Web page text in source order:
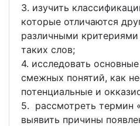
3. изучить
которые отличаются
различными
таких слов;
4. исследовать
смежных понятий, как
потенциальные и
5. рассмотреть термин
выявить причины